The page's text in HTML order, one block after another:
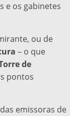
e os gabinetes
ou de
– o que
de
pontos
emissoras de